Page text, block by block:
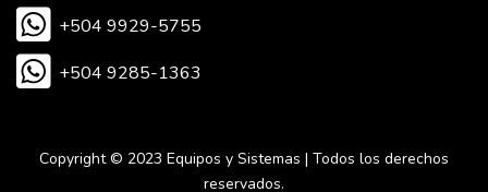
+504 9929-5755
+504 9285-1363
Copyright © 2023 Equipos y Sistemas | Todos los derechos
reservados.